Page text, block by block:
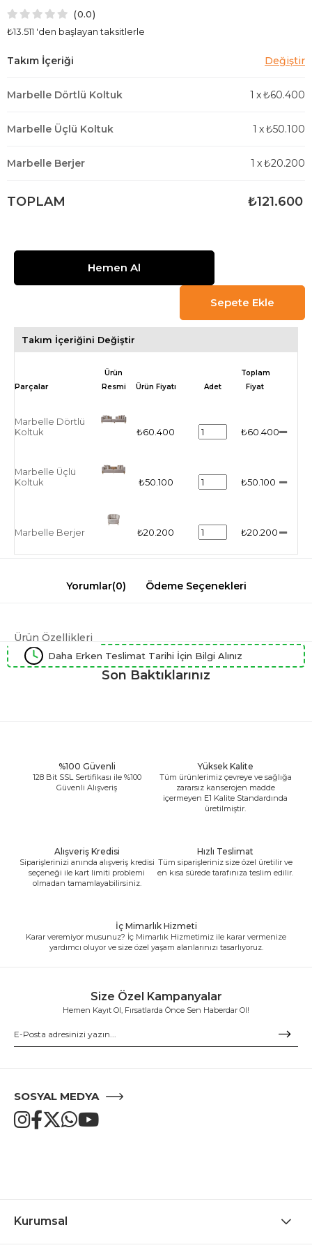
0.0
₺13.511 'den başlayan taksitlerle
Marbelle Dörtlü Koltuk 1 x₺60.400
Marbelle Üçlü Koltuk 1 x₺50.100
Marbelle Berjer 1 x₺20.200
TOPLAM ₺121.600
Takım İçeriğini Değiştir
Ürün
Resmi
Ürün Fiyatı Adet
Toplam
Fiyat
Marbelle Dörtlü
Koltuk
₺60.400 ₺60.400
Marbelle Üçlü
Koltuk
₺50.100 ₺50.100
Marbelle Berjer ₺20.200 ₺20.200
Yorumlar(0) Ödeme Seçenekleri
Ürün Özellikleri
Daha Erken Teslimat Tarihi İçin Bilgi Alınız
Son Baktıklarınız
%100 Güvenli
128 Bit SSL Sertifikası ile %100
Güvenli Alışveriş
Yüksek Kalite
Tüm ürünlerimiz çevreye ve sağlığa
zararsız kanserojen madde
içermeyen E1 Kalite Standardında
üretilmiştir.
Alışveriş Kredisi
Siparişlerinizi anında alışveriş kredisi
seçeneği ile kart limiti problemi
olmadan tamamlayabilirsiniz.
Hızlı Teslimat
Tüm siparişleriniz size özel üretilir ve
en kısa sürede tarafınıza teslim edilir.
İç Mimarlık Hizmeti
Karar veremiyor musunuz? İç Mimarlık Hizmetimiz ile karar vermenize
yardımcı oluyor ve size özel yaşam alanlarınızı tasarlıyoruz.
Size Özel Kampanyalar
Hemen Kayıt Ol, Fırsatlarda Önce Sen Haberdar Ol!
SOSYAL MEDYA
Kurumsal